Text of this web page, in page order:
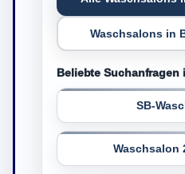
Waschsalons in
Beliebte Suchanfragen
SB-
Waschsalon